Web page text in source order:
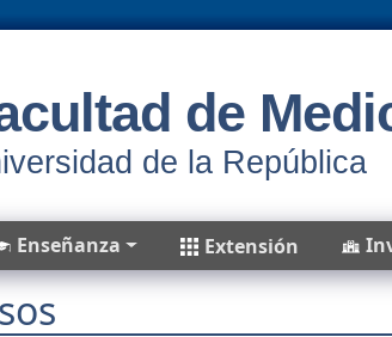
de
de la República
Enseñanza Extensión